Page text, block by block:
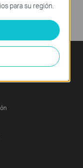
de Prensa
para su región.